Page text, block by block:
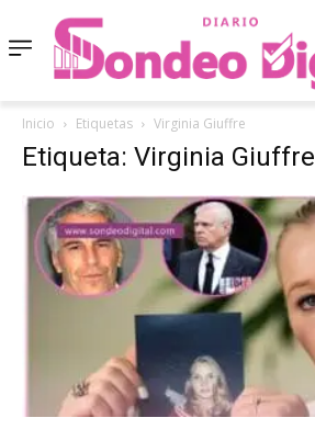
Inicio Etiquetas Virginia Giuffre
Etiqueta: Virginia Giuffre